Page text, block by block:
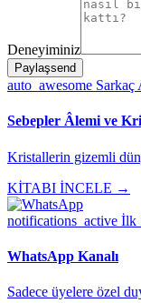
Deneyiminiz
Paylaşsend
auto_awesome Sarkaç
Sebepler Âlemi ve
Kristallerin gizemli
KİTABI İNCELE →
notifications_active İlk
WhatsApp Kanalı
Sadece üyelere özel